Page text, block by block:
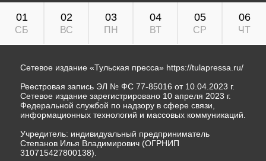
01
СБ
02
ВС
03
ПН
04
ВТ
05
СР
06
ЧТ
Сетевое издание «Тульская пресса» https://tulapressa.ru/
Реестровая запись ЭЛ № ФС 77-85016 от 10.04.2023 г.
Сетевое издание зарегистрировано 10 апреля 2023 г.
Федеральной службой по надзору в сфере связи,
информационных технологий и массовых коммуникаций.
Учредитель: индивидуальный предприниматель
Степанов Илья Владимирович (ОГРНИП
310715427800138).